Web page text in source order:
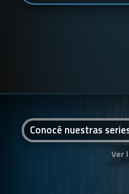
Conocé nuestras
Ver